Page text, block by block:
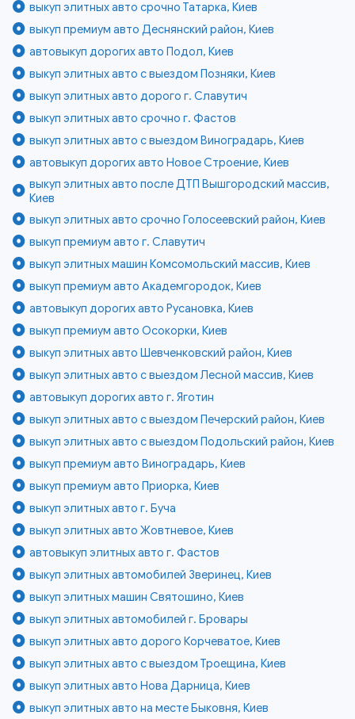
выкуп элитных авто срочно Татарка, Киев
выкуп премиум авто Деснянский район, Киев
автовыкуп дорогих авто Подол, Киев
выкуп элитных авто с выездом Позняки, Киев
выкуп элитных авто дорого г. Славутич
выкуп элитных авто срочно г. Фастов
выкуп элитных авто с выездом Виноградарь, Киев
автовыкуп дорогих авто Новое Строение, Киев
выкуп элитных авто после ДТП Вышгородский массив,
Киев
выкуп элитных авто срочно Голосеевский район, Киев
выкуп премиум авто г. Славутич
выкуп элитных машин Комсомольский массив, Киев
выкуп премиум авто Академгородок, Киев
автовыкуп дорогих авто Русановка, Киев
выкуп премиум авто Осокорки, Киев
выкуп элитных авто Шевченковский район, Киев
выкуп элитных авто с выездом Лесной массив, Киев
автовыкуп дорогих авто г. Яготин
выкуп элитных авто с выездом Печерский район, Киев
выкуп элитных авто с выездом Подольский район, Киев
выкуп премиум авто Виноградарь, Киев
выкуп премиум авто Приорка, Киев
выкуп элитных авто г. Буча
выкуп элитных авто Жовтневое, Киев
автовыкуп элитных авто г. Фастов
выкуп элитных автомобилей Зверинец, Киев
выкуп элитных машин Святошино, Киев
выкуп элитных автомобилей г. Бровары
выкуп элитных авто дорого Корчеватое, Киев
выкуп элитных авто с выездом Троещина, Киев
выкуп элитных авто Нова Дарница, Киев
выкуп элитных авто на месте Быковня, Киев